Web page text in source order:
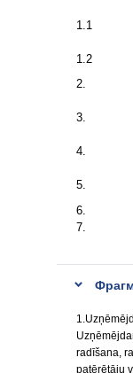
1.1
1.2
2.
3.
4.
5.
6.
7.
radīšana,
patērētāju